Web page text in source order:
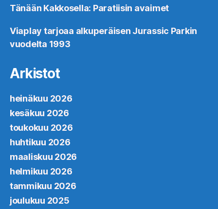
Tänään Kakkosella: Paratiisin avaimet
Viaplay tarjoaa alkuperäisen Jurassic Parkin
vuodelta 1993
Arkistot
heinäkuu 2026
kesäkuu 2026
toukokuu 2026
huhtikuu 2026
maaliskuu 2026
helmikuu 2026
tammikuu 2026
joulukuu 2025